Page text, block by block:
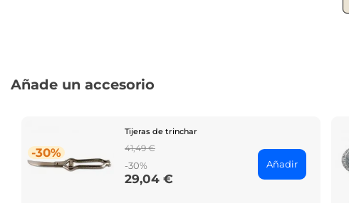
Añade un accesorio
-30%
Tijeras de trinchar
Regular
price
41,49 €
-30%
Price
29,04 €
Añadir